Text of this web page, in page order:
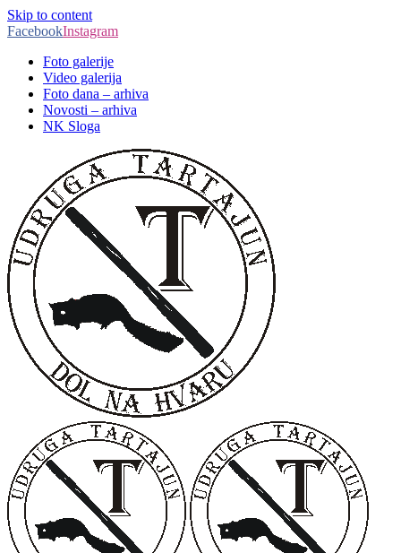
Skip to content
FacebookInstagram
Foto galerije
Video galerija
Foto dana – arhiva
Novosti – arhiva
NK Sloga